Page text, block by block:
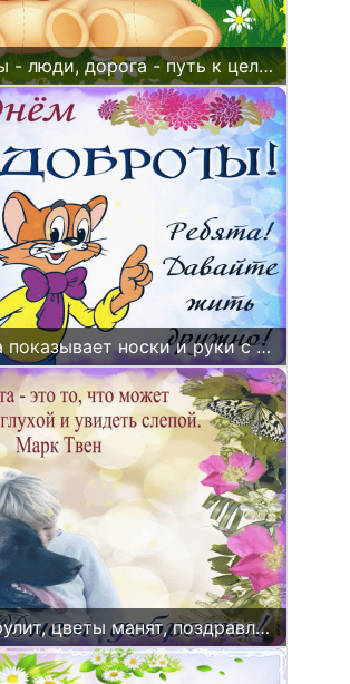
Елифанты - люди, дорога - путь к цели, цветы весны.
Мужчина показывает носки и руки с дланчиком, изображён на фоне лицейного кртица. на переднем плане видны цветы и надпись "глади себрyn".
Собака рулит, цветы манят, поздравления матери!